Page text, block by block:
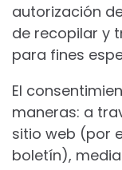
autorización
de recopilar y
para fines
El
maneras: a
sitio web (por
boletín),